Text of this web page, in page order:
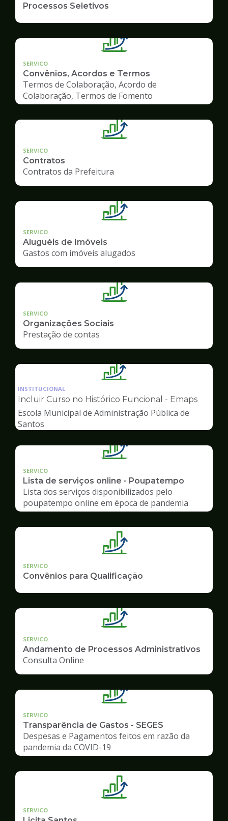
Processos Seletivos
SERVICO
Convênios, Acordos e Termos
Termos de Colaboração, Acordo de
Colaboração, Termos de Fomento
SERVICO
Contratos
Contratos da Prefeitura
SERVICO
Aluguéis de Imóveis
Gastos com imóveis alugados
SERVICO
Organizações Sociais
Prestação de contas
Ilustração
pagina
de
Gestão
INSTITUCIONAL
Incluir Curso no Histórico Funcional - Emaps
Escola Municipal de Administração Pública de
Santos
SERVICO
Lista de serviços online - Poupatempo
Lista dos serviços disponibilizados pelo
poupatempo online em época de pandemia
SERVICO
Convênios para Qualificação
SERVICO
Andamento de Processos Administrativos
Consulta Online
SERVICO
Transparência de Gastos - SEGES
Despesas e Pagamentos feitos em razão da
pandemia da COVID-19
SERVICO